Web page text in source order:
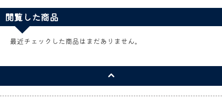
閲覧した商品
最近チェックした商品はまだありません。